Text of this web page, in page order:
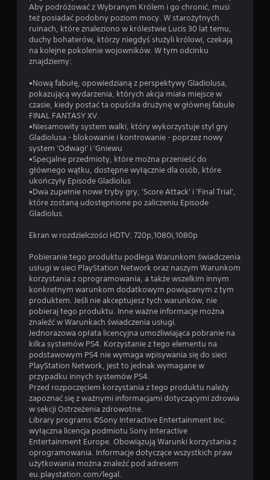
Aby podróżować z Wybranym Królem i go chronić, musi
też posiadać podobny poziom mocy. W starożytnych
ruinach, które znaleziono w królestwie Lucis 30 lat temu,
duchy bohaterów, którzy niegdyś służyli królowi, czekają
na kolejne pokolenie wojowników. W tym odcinku
znajdziemy:
•Nową fabułę, opowiedzianą z perspektywy Gladiolusa,
pokazującą wydarzenia, których akcja miała miejsce w
czasie, kiedy postać ta opuściła drużynę w głównej fabule
FINAL FANTASY XV.
•Niesamowity system walki, który wykorzystuje styl gry
Gladiolusa - blokowanie i kontrowanie - poprzez nowy
system 'Odwagi' i 'Gniewu
•Specjalne przedmioty, które można przenieść do
głównego wątku, dostępne wyłącznie dla osób, które
ukończyły Episode Gladiolus
•Dwa zupełnie nowe tryby gry, 'Score Attack' i 'Final Trial',
które zostaną udostępnione po zaliczeniu Episode
Gladiolus
Ekran w rozdzielczości HDTV: 720p,1080i,1080p
Pobieranie tego produktu podlega Warunkom świadczenia
usługi w sieci PlayStation Network oraz naszym Warunkom
korzystania z oprogramowania, a także wszelkim innym
konkretnym warunkom dodatkowym powiązanym z tym
produktem. Jeśli nie akceptujesz tych warunków, nie
pobieraj tego produktu. Inne ważne informacje można
znaleźć w Warunkach świadczenia usługi.
Jednorazowa opłata licencyjna umożliwiająca pobranie na
kilka systemów PS4. Korzystanie z tego elementu na
podstawowym PS4 nie wymaga wpisywania się do sieci
PlayStation Network, jest to jednak wymagane w
przypadku innych systemów PS4.
Przed rozpoczęciem korzystania z tego produktu należy
zapoznać się z ważnymi informacjami dotyczącymi zdrowia
w sekcji Ostrzeżenia zdrowotne.
Library programs ©Sony Interactive Entertainment Inc.
wyłączna licencja podmiotu Sony Interactive
Entertainment Europe. Obowiązują Warunki korzystania z
oprogramowania. Informacje dotyczące wszystkich praw
użytkowania można znaleźć pod adresem
eu.playstation.com/legal.